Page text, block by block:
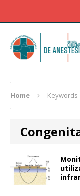
Home Keywords